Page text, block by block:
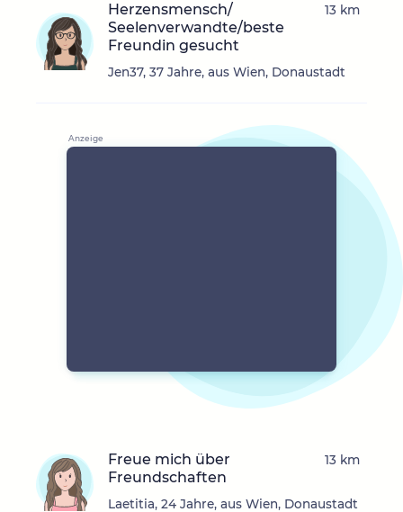
Herzensmensch/
Seelenverwandte/beste
Freundin gesucht
Jen37, 37 Jahre, aus Wien, Donaustadt
13 km
Freue mich über
Freundschaften
Laetitia, 24 Jahre, aus Wien, Donaustadt
13 km